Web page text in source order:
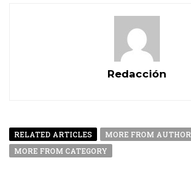
Redacción
RELATED ARTICLES
MORE FROM AUTHOR
MORE FROM CATEGORY